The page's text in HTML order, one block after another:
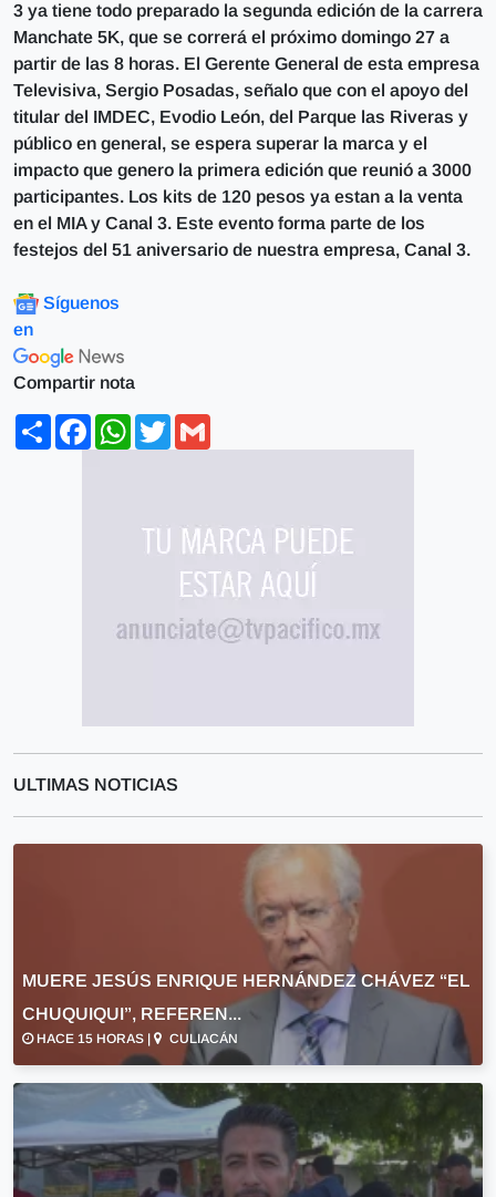
3 ya tiene todo preparado la segunda edición de la carrera
Manchate 5K, que se correrá el próximo domingo 27 a
partir de las 8 horas. El Gerente General de esta empresa
Televisiva, Sergio Posadas, señalo que con el apoyo del
titular del IMDEC, Evodio León, del Parque las Riveras y
público en general, se espera superar la marca y el
impacto que genero la primera edición que reunió a 3000
participantes. Los kits de 120 pesos ya estan a la venta
en el MIA y Canal 3. Este evento forma parte de los
festejos del 51 aniversario de nuestra empresa, Canal 3.
Síguenos
en
Compartir nota
ShareFacebookWhatsApp
Twitter
ULTIMAS NOTICIAS
MUERE JESÚS ENRIQUE HERNÁNDEZ CHÁVEZ “EL
CHUQUIQUI”, REFEREN...
HACE 15 HORAS | CULIACÁN